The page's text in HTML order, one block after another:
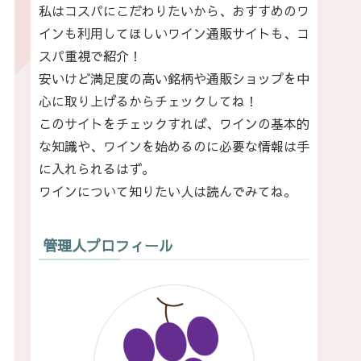
私はコスパにこだわりたいから、おすすめのワ
インも利用してほしいワイン通販サイトも、コ
スパ重視で紹介！
安いけど満足度の高い銘柄や通販ショップを中
心に取り上げるからチェックしてね！
このサイトをチェックすれば、ワインの基本的
な知識や、ワインを始めるのに必要な情報は手
に入れられるはず。
ワインについて知りたい人は読んでみてね。
管理人プロフィール